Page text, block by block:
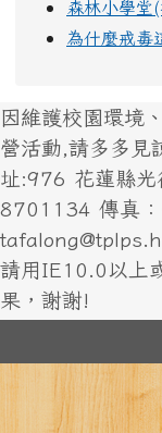
森林小學堂
為什麼戒毒
因維護校園環境
營活動,請多多見
址:976 花蓮縣
8701134 傳真
請用IE10.0以上
果，謝謝!